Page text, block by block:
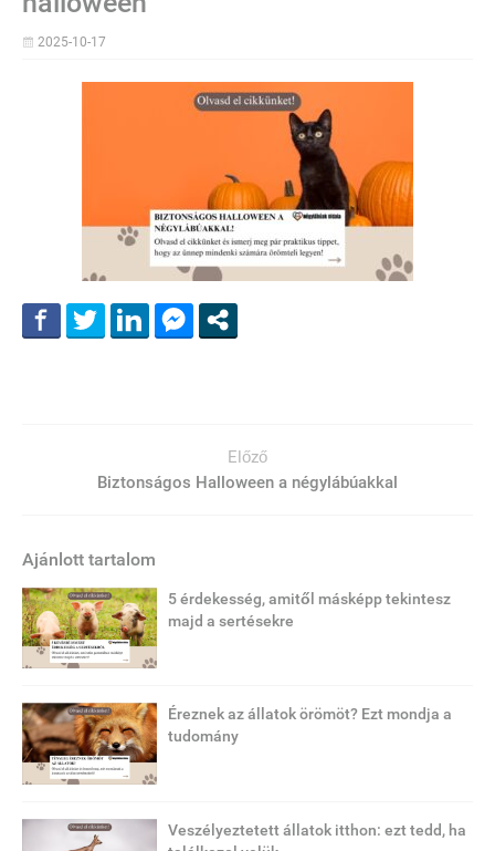
2025-10-17
Előző
Biztonságos Halloween a négylábúakkal
Ajánlott tartalom
5 érdekesség, amitől másképp tekintesz
majd a sertésekre
Éreznek az állatok örömöt? Ezt mondja a
tudomány
Veszélyeztetett állatok itthon: ezt tedd, ha